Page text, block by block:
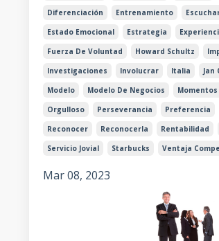
Diferenciación
Entrenamiento
Estado Emocional
Estrategia
Fuerza De Voluntad
Howard Schultz
Investigaciones
Involucrar Italia Jan
Modelo
Modelo De Negocios
Orgulloso
Perseverancia Preferencia
Reconocer
Reconocerla Rentabilidad
Servicio Jovial
Starbucks Ventaja
Mar 08, 2023